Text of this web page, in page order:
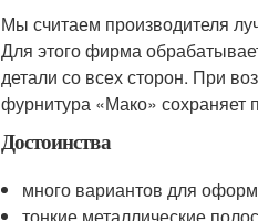
Мы считаем производителя
Для этого фирма
детали со всех сторон. При
фурнитура «Мако» сохраняет
Достоинства
много вариантов для